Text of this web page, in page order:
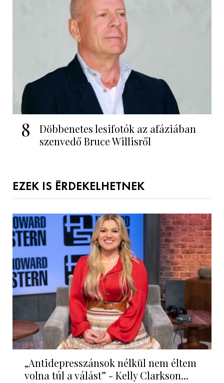
8
Döbbenetes lesifotók az afáziában
szenvedő Bruce Willisről
EZEK IS ÉRDEKELHETNEK
„Antidepresszánsok nélkül nem éltem
volna túl a válást” - Kelly Clarkson...